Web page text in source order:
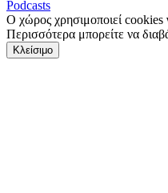
Podcasts
Ο χώρος χρησιμοποιεί cookies
Περισσότερα μπορείτε να
Κλείσιμο